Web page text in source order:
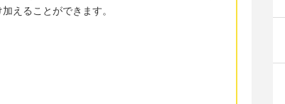
えることができます。